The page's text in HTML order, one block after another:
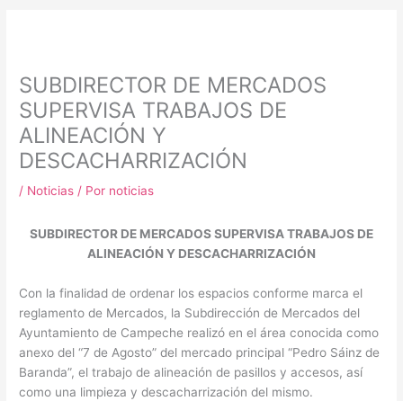
SUBDIRECTOR DE MERCADOS
SUPERVISA TRABAJOS DE
ALINEACIÓN Y
DESCACHARRIZACIÓN
/ Noticias / Por noticias
SUBDIRECTOR DE MERCADOS SUPERVISA TRABAJOS DE
ALINEACIÓN Y DESCACHARRIZACIÓN
Con la finalidad de ordenar los espacios conforme marca el
reglamento de Mercados, la Subdirección de Mercados del
Ayuntamiento de Campeche realizó en el área conocida como
anexo del “7 de Agosto” del mercado principal “Pedro Sáinz de
Baranda”, el trabajo de alineación de pasillos y accesos, así
como una limpieza y descacharrización del mismo.